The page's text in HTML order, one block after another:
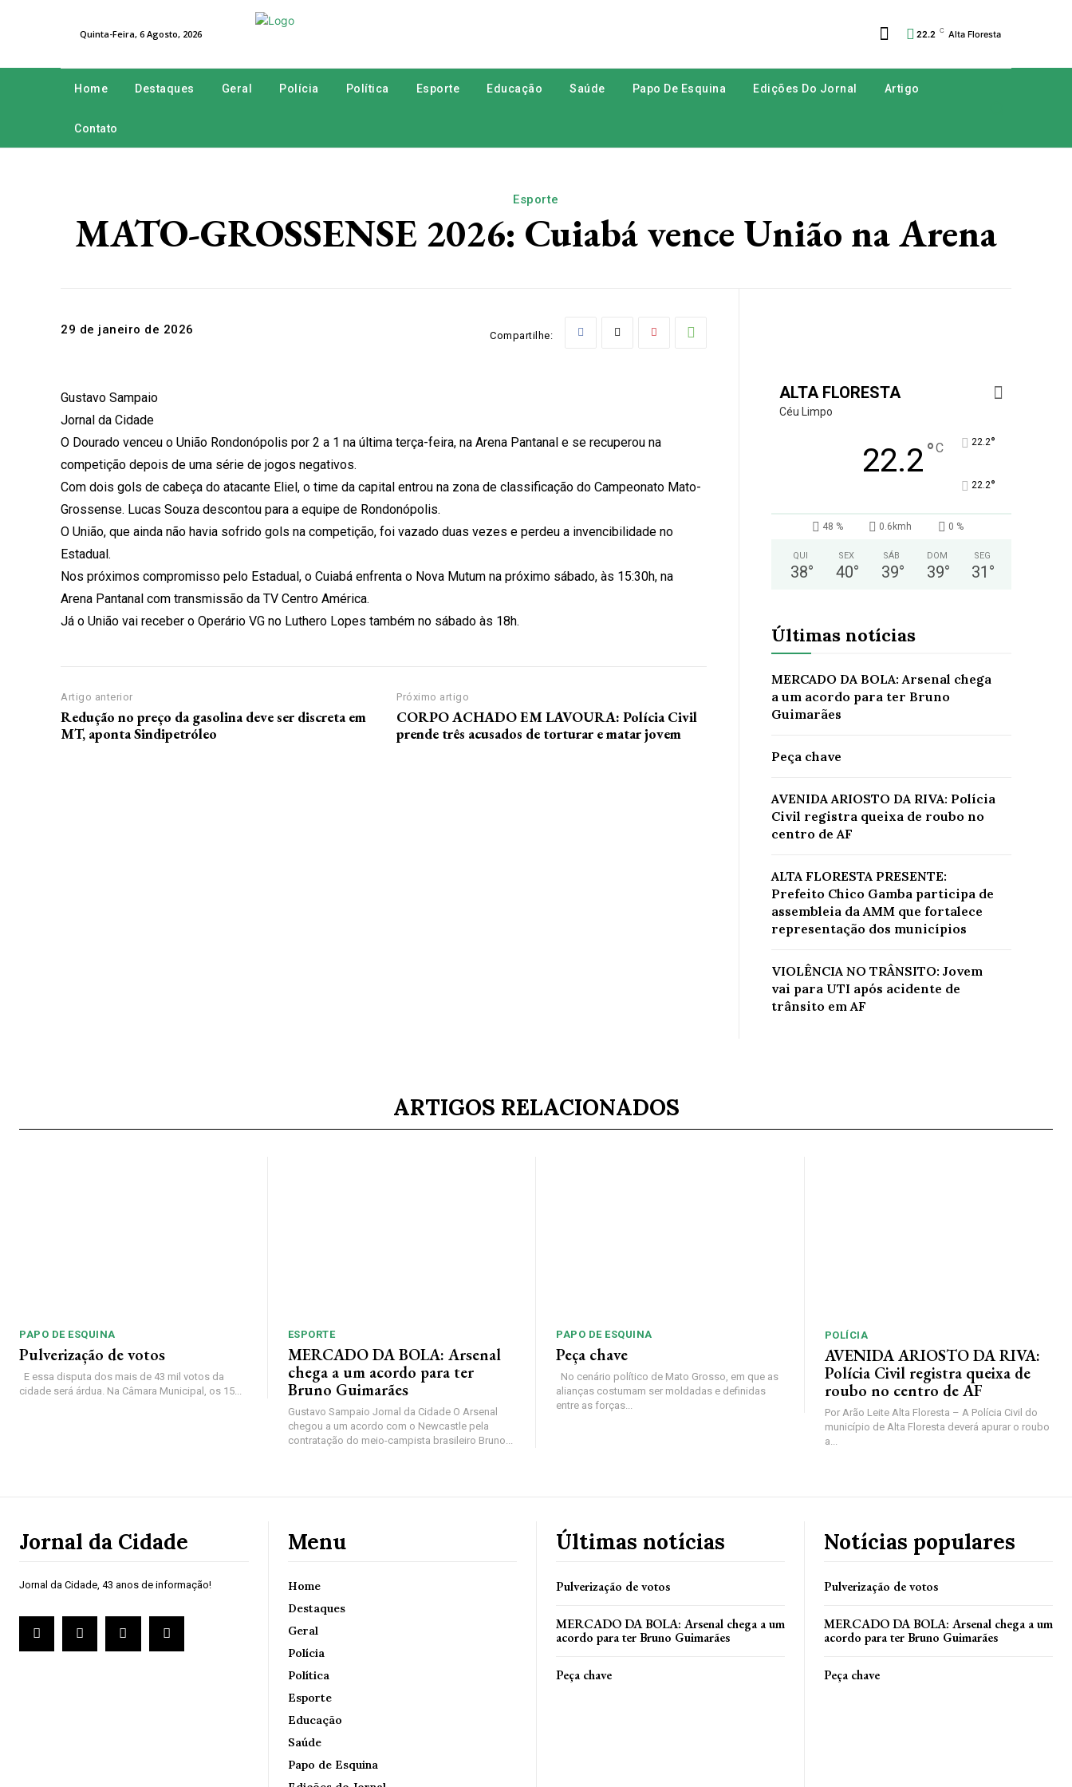
Quinta-Feira, 6 Agosto, 2026 22.2 C Alta Floresta
Home Destaques Geral Polícia Política Esporte Educação Saúde Papo De Esquina Edições Do Jornal Artigo
Contato
Esporte
MATO-GROSSENSE 2026: Cuiabá vence União na Arena
29 de janeiro de 2026 Compartilhe:
Gustavo Sampaio
Jornal da Cidade
O Dourado venceu o União Rondonópolis por 2 a 1 na última terça-feira, na Arena Pantanal e se recuperou na
competição depois de uma série de jogos negativos.
Com dois gols de cabeça do atacante Eliel, o time da capital entrou na zona de classificação do Campeonato Mato-
Grossense. Lucas Souza descontou para a equipe de Rondonópolis.
O União, que ainda não havia sofrido gols na competição, foi vazado duas vezes e perdeu a invencibilidade no
Estadual.
Nos próximos compromisso pelo Estadual, o Cuiabá enfrenta o Nova Mutum na próximo sábado, às 15:30h, na
Arena Pantanal com transmissão da TV Centro América.
Já o União vai receber o Operário VG no Luthero Lopes também no sábado às 18h.
Artigo anterior
Redução no preço da gasolina deve ser discreta em
MT, aponta Sindipetróleo
Próximo artigo
CORPO ACHADO EM LAVOURA: Polícia Civil
prende três acusados de torturar e matar jovem
ALTA FLORESTA
Céu Limpo
22.2°C 22.2°
22.2°
48 % 0.6kmh 0 %
QUI
38°
SEX
40°
SÁB
39°
DOM
39°
SEG
31 °
Últimas notícias
MERCADO DA BOLA: Arsenal chega
a um acordo para ter Bruno
Guimarães
Peça chave
AVENIDA ARIOSTO DA RIVA: Polícia
Civil registra queixa de roubo no
centro de AF
ALTA FLORESTA PRESENTE:
Prefeito Chico Gamba participa de
assembleia da AMM que fortalece
representação dos municípios
VIOLÊNCIA NO TRÂNSITO: Jovem
vai para UTI após acidente de
trânsito em AF
ARTIGOS RELACIONADOS
PAPO DE ESQUINA
Pulverização de votos
E essa disputa dos mais de 43 mil votos da
cidade será árdua. Na Câmara Municipal, os 15...
ESPORTE
MERCADO DA BOLA: Arsenal
chega a um acordo para ter
Bruno Guimarães
Gustavo Sampaio Jornal da Cidade O Arsenal
chegou a um acordo com o Newcastle pela
contratação do meio-campista brasileiro Bruno...
PAPO DE ESQUINA
Peça chave
No cenário político de Mato Grosso, em que as
alianças costumam ser moldadas e definidas
entre as forças...
POLÍCIA
AVENIDA ARIOSTO DA RIVA:
Polícia Civil registra queixa de
roubo no centro de AF
Por Arão Leite Alta Floresta – A Polícia Civil do
município de Alta Floresta deverá apurar o roubo
a...
Jornal da Cidade
Jornal da Cidade, 43 anos de informação!
Menu
Home
Destaques
Geral
Polícia
Política
Esporte
Educação
Saúde
Papo de Esquina
Últimas notícias
Pulverização de votos
MERCADO DA BOLA: Arsenal chega a um
acordo para ter Bruno Guimarães
Peça chave
Notícias populares
Pulverização de votos
MERCADO DA BOLA: Arsenal chega a um
acordo para ter Bruno Guimarães
Peça chave